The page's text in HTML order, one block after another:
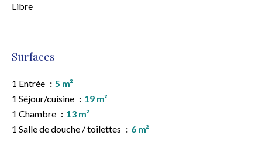
Libre
Surfaces
1 Entrée
5 m²
1 Séjour/cuisine
19 m²
1 Chambre
13 m²
1 Salle de douche / toilettes
6 m²